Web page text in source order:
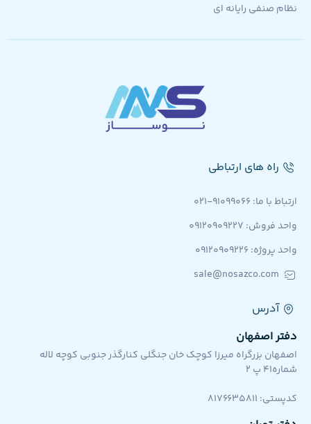
نظام صنفی رایانه ای
راه های ارتباطی
ارتباط با ما: 91099066-021
واحد فروش: 09120909227
واحد پروژه: ۰۹۱۲۰۹۰۹۲۲۶
sale@nosazco.com
آدرس
دفتر اصفهان
اصفهان بزرگراه میرزا کوچک خان جنگلی کنارگذر جنوبی کوچه لاله
شماره۴۱ پ ۲
کد‌پستی: 8176635811